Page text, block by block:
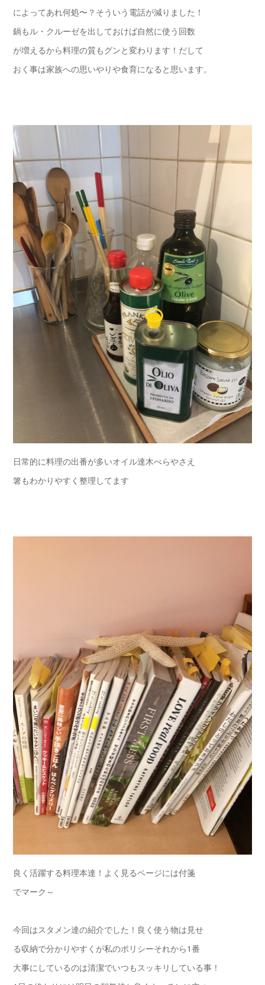
によってあれ何処〜？そういう電話が減りました！
鍋もル・クルーゼを出しておけば自然に使う回数
が増えるから料理の質もグンと変わります！だして
おく事は家族への思いやりや食育になると思います。
日常的に料理の出番が多いオイル達木べらやさえ
箸もわかりやすく整理してます
良く活躍する料理本達！よく見るページには付箋
でマーク～
今回はスタメン達の紹介でした！良く使う物は見せ
る収納で分かりやすくが私のポリシーそれから1番
大事にしているのは清潔でいつもスッキリしている事！